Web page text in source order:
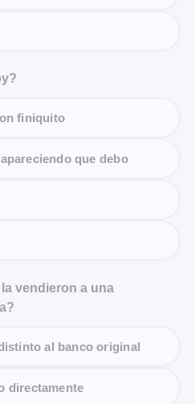
finiquito
que debo
vendieron a una
al banco original
directamente